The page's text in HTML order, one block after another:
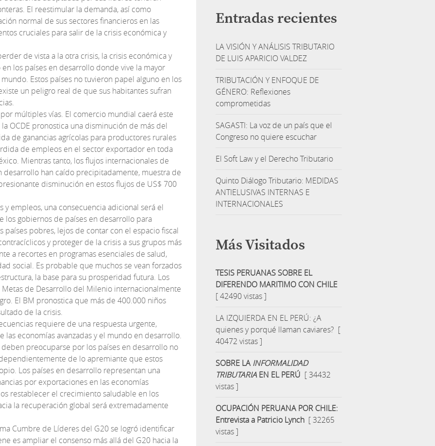
El reestimular la demanda, así como
normal de sus sectores financieros en las
cruciales para salir de la crisis económica y
de vista a la otra crisis, la crisis económica y
los países en desarrollo donde vive la mayor
Estos países no tuvieron papel alguno en los
un peligro real de que sus habitantes sufran
múltiples vías. El comercio mundial caerá este
OCDE pronostica una disminución de más del
de ganancias agrícolas para productores rurales
de empleos en el sector exportador en toda
Mientras tanto, los flujos internacionales de
han caído precipitadamente, muestra de
disminución en estos flujos de US$ 700
empleos, una consecuencia adicional será el
gobiernos de países en desarrollo para
países pobres, lejos de contar con el espacio fiscal
y proteger de la crisis a sus grupos más
a recortes en programas esenciales de salud,
social. Es probable que muchos se vean forzados
la base para su prosperidad futura. Los
Metas de Desarrollo del Milenio internacionalmente
El BM pronostica que más de 400.000 niños
de la crisis.
requiere de una respuesta urgente,
economías avanzadas y el mundo en desarrollo.
preocuparse por los países en desarrollo no
de lo apremiante que estos
Los países en desarrollo representan una
por exportaciones en las economías
restablecer el crecimiento saludable en los
la recuperación global será extremadamente
Cumbre de Líderes del G20 se logró identificar
es ampliar el consenso más allá del G20 hacia la
Entradas recientes
LA VISIÓN Y ANÁLISIS TRIBUTARIO
DE LUIS APARICIO VALDEZ
TRIBUTACIÓN Y ENFOQUE DE
GÉNERO: Reflexiones
comprometidas
SAGASTI: La voz de un país que el
Congreso no quiere escuchar
El Soft Law y el Derecho Tributario
Quinto Diálogo Tributario: MEDIDAS
ANTIELUSIVAS INTERNAS E
INTERNACIONALES
Más Visitados
TESIS PERUANAS SOBRE EL
DIFERENDO MARITIMO CON CHILE
[ 42490 vistas ]
LA IZQUIERDA EN EL PERÚ: ¿A
quienes y porqué llaman caviares? [
40472 vistas ]
SOBRE LAINFORMALIDAD
TRIBUTARIAEN EL PERÚ [ 34432
vistas ]
OCUPACIÓN PERUANA POR CHILE:
Entrevista a Patricio Lynch [ 32265
vistas ]